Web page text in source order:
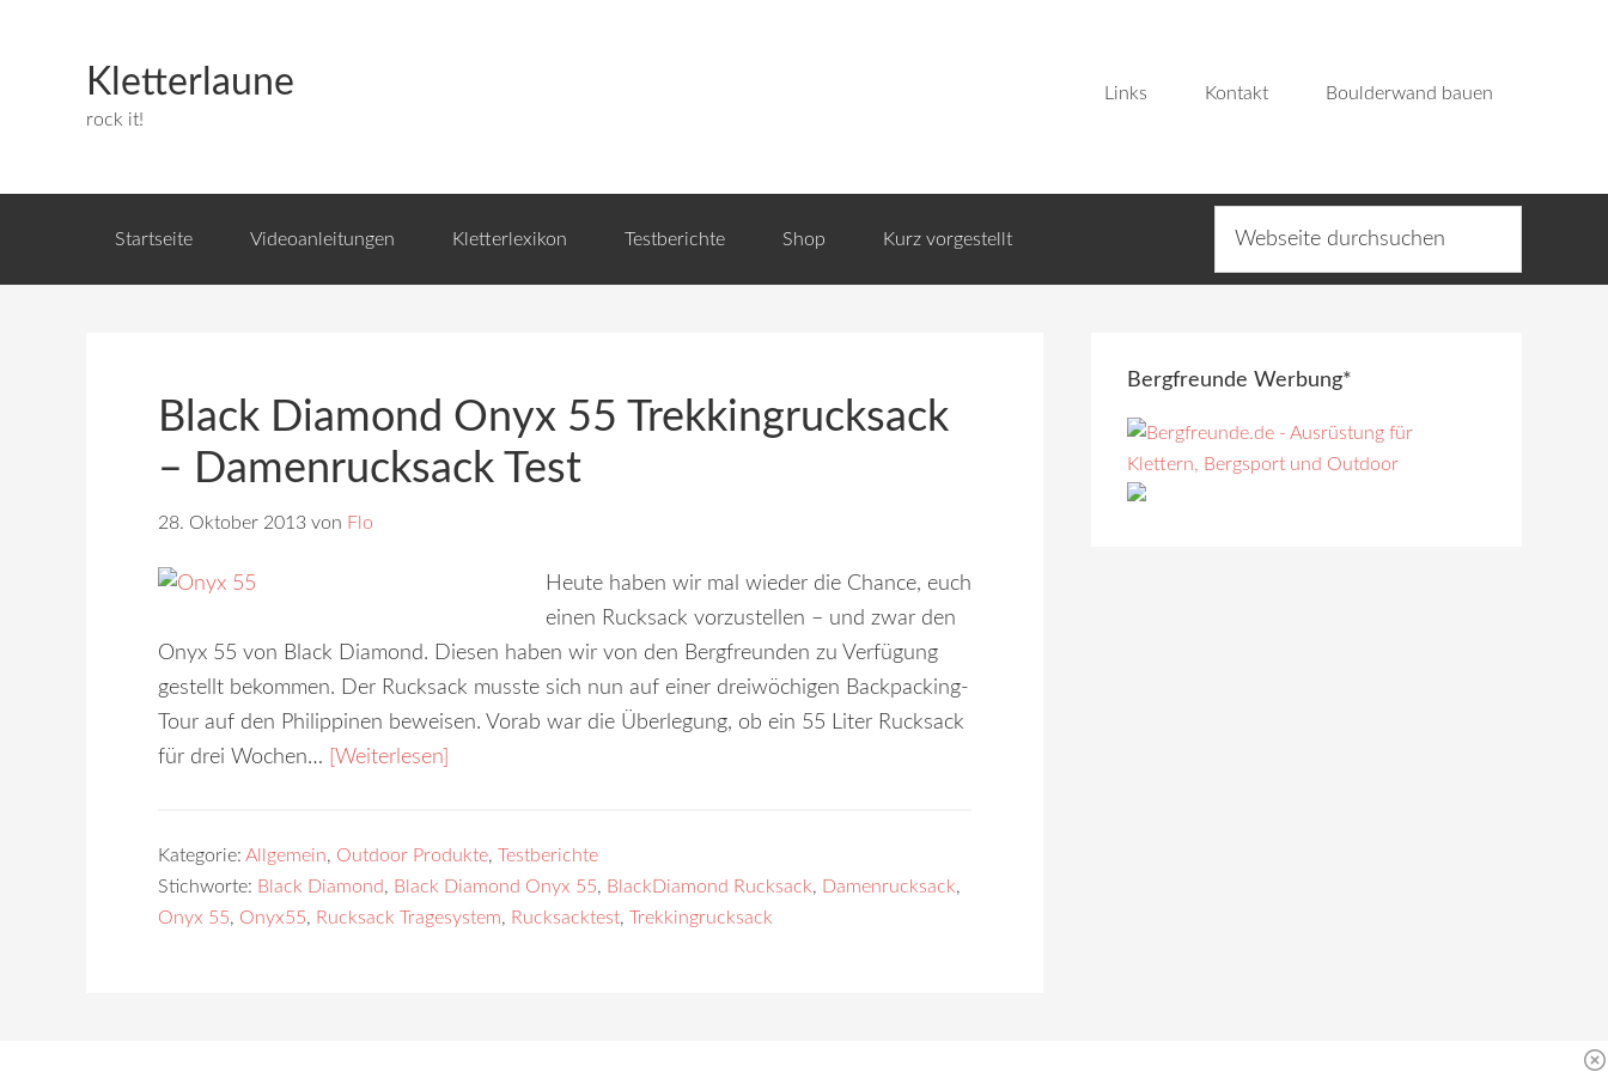
Kletterlaune
rock it!
Links Kontakt Boulderwand bauen
Startseite Videoanleitungen Kletterlexikon Testberichte Shop Kurz vorgestellt
Black Diamond Onyx 55 Trekkingrucksack
– Damenrucksack Test
28. Oktober 2013 von Flo
Heute haben wir mal wieder die Chance, euch
einen Rucksack vorzustellen – und zwar den
Onyx 55 von Black Diamond. Diesen haben wir von den Bergfreunden zu Verfügung
gestellt bekommen. Der Rucksack musste sich nun auf einer dreiwöchigen Backpacking-
Tour auf den Philippinen beweisen. Vorab war die Überlegung, ob ein 55 Liter Rucksack
für drei Wochen…
[Weiterlesen]
Kategorie: Allgemein, Outdoor Produkte, Testberichte
Stichworte: Black Diamond, Black Diamond Onyx 55, BlackDiamond Rucksack, Damenrucksack,
Onyx 55, Onyx55, Rucksack Tragesystem, Rucksacktest, Trekkingrucksack
Bergfreunde Werbung*